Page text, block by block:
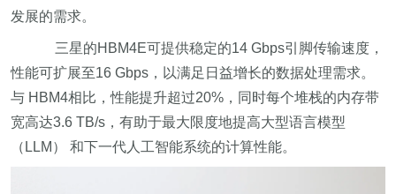
发展的需求。
三星的HBM4E可提供稳定的14 Gbps引脚传输速度，
性能可扩展至16 Gbps，以满足日益增长的数据处理需求。
与 HBM4相比，性能提升超过20%，同时每个堆栈的内存带
宽高达3.6 TB/s，有助于最大限度地提高大型语言模型
（LLM） 和下一代人工智能系统的计算性能。